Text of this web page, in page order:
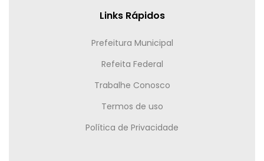
Links Rápidos
Prefeitura Municipal
Refeita Federal
Trabalhe Conosco
Termos de uso
Política de Privacidade